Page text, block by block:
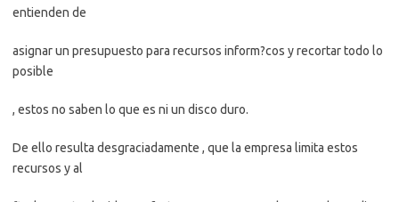
entienden de
asignar un presupuesto para recursos inform?cos y recortar todo lo
posible
, estos no saben lo que es ni un disco duro.
De ello resulta desgraciadamente , que la empresa limita estos
recursos y al